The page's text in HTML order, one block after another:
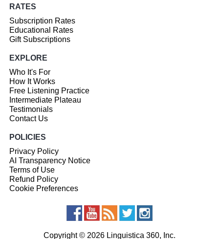
RATES
Subscription Rates
Educational Rates
Gift Subscriptions
EXPLORE
Who It's For
How It Works
Free Listening Practice
Intermediate Plateau
Testimonials
Contact Us
POLICIES
Privacy Policy
AI Transparency Notice
Terms of Use
Refund Policy
Cookie Preferences
Copyright © 2026 Linguistica 360, Inc.